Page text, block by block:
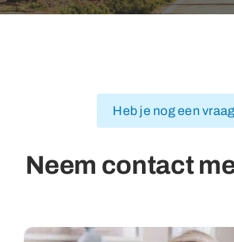
Heb je nog een
Neem contact